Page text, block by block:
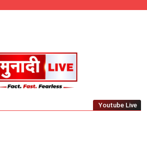
Munadi Live – Jharkhand's Leading Local
Youtube Live